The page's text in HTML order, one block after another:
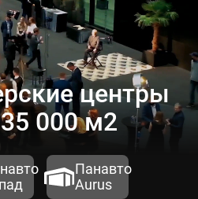
центры
000 м2
Панавто
Aurus